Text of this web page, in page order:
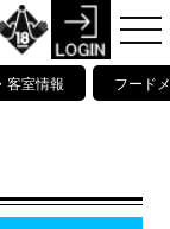
客室情報 フード